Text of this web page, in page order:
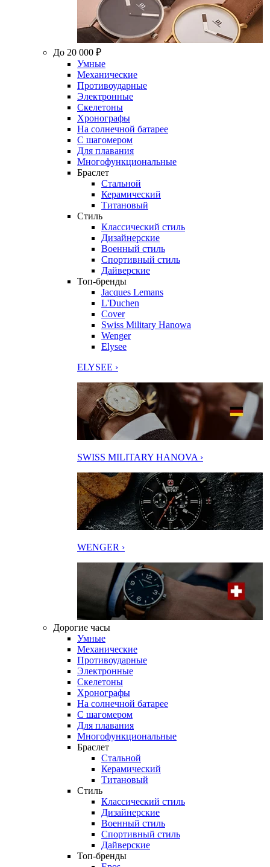
До 20 000 ₽
Умные
Механические
Противоударные
Электронные
Скелетоны
Хронографы
На солнечной батарее
С шагомером
Для плавания
Многофункциональные
Браслет
Стальной
Керамический
Титановый
Стиль
Классический стиль
Дизайнерские
Военный стиль
Спортивный стиль
Дайверские
Топ-бренды
Jacques Lemans
L'Duchen
Cover
Swiss Military Hanowa
Wenger
Elysee
ELYSEE ›
SWISS MILITARY HANOVA ›
WENGER ›
Дорогие часы
Умные
Механические
Противоударные
Электронные
Скелетоны
Хронографы
На солнечной батарее
С шагомером
Для плавания
Многофункциональные
Браслет
Стальной
Керамический
Титановый
Стиль
Классический стиль
Дизайнерские
Военный стиль
Спортивный стиль
Дайверские
Топ-бренды